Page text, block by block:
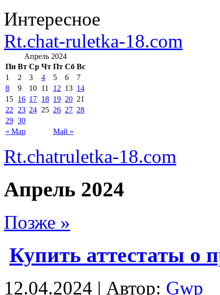
Интересное
Rt.chat-ruletka-18.com
Апрель 2024
Пн Вт Ср Чт Пт Сб Вс
« Мар Май »
1 2 3 4 5 6
7
8
9 10 11 12 13 14
15 16 17 18 19 20 21
22
23 24 25 26 27 28
29 30
Rt.chatruletka-18.com
Апрель 2024
Позже »
Купить аттестаты о
12.04.2024 | Автор: Gwp